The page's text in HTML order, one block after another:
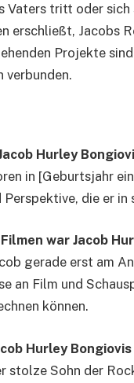
Vaters tritt oder
erschließt, Jacobs
Projekte
verbunden.
Hurley
in [Geburtsjahr
Perspektive, die er
war Jacob
gerade erst am
an Film und
können.
Hurley
stolze Sohn der